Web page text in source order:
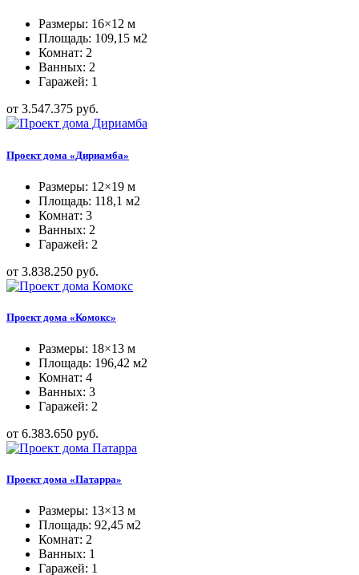
Размеры: 16×12 м
Площадь: 109,15 м2
Комнат: 2
Ванных: 2
Гаражей: 1
от 3.547.375 руб.
Проект дома «Дириамба»
Размеры: 12×19 м
Площадь: 118,1 м2
Комнат: 3
Ванных: 2
Гаражей: 2
от 3.838.250 руб.
Проект дома «Комокс»
Размеры: 18×13 м
Площадь: 196,42 м2
Комнат: 4
Ванных: 3
Гаражей: 2
от 6.383.650 руб.
Проект дома «Патарра»
Размеры: 13×13 м
Площадь: 92,45 м2
Комнат: 2
Ванных: 1
Гаражей: 1